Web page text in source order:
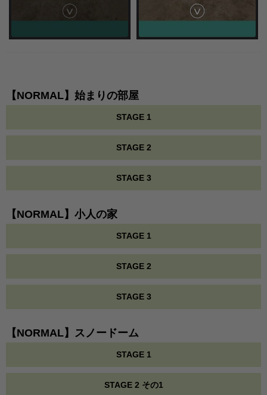
【NORMAL】始まりの部屋
STAGE 1
STAGE 2
STAGE 3
【NORMAL】小人の家
STAGE 1
STAGE 2
STAGE 3
【NORMAL】スノードーム
STAGE 1
STAGE 2 その1